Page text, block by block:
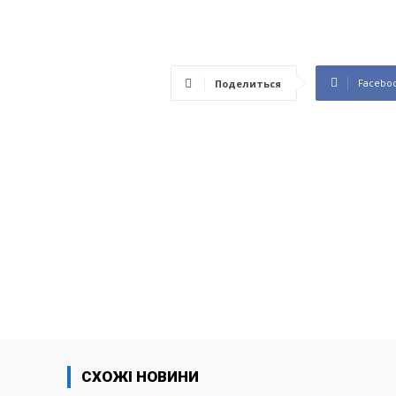
Поделиться
СХОЖІ НОВИНИ